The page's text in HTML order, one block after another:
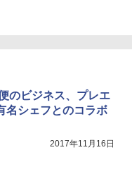
けスプレー 熊スプレー
のビジネス、プレエ
名シェフとのコラボ
2017年11月16日